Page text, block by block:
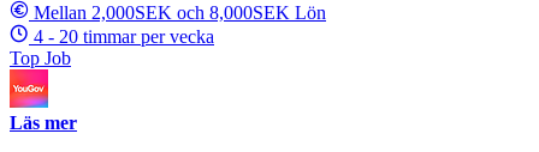
Mellan 2,000SEK och 8,000SEK Lön
4 - 20 timmar per vecka
Top Job
Läs mer